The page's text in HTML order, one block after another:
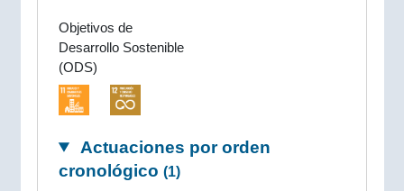
Objetivos de
Desarrollo Sostenible
(ODS)
Actuaciones por orden
cronológico (1)